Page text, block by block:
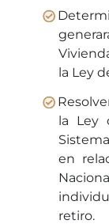
la Ley
la Ley
en
retiro.